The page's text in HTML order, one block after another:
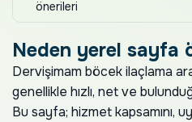
önerileri
Neden yerel sayfa
Dervişimam böcek ilaçlama
genellikle hızlı, net ve
Bu sayfa; hizmet kapsamını,